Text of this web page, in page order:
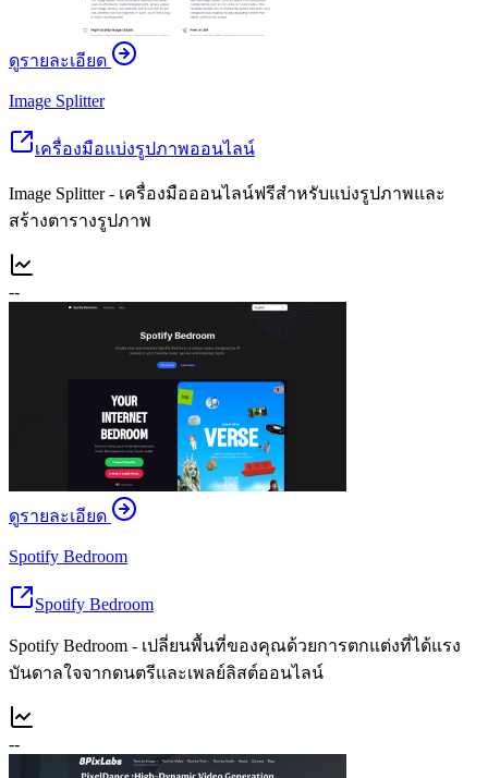
ดูรายละเอียด
Image Splitter
เครื่องมือแบ่งรูปภาพออนไลน์
Image Splitter - เครื่องมือออนไลน์ฟรีสำหรับแบ่งรูปภาพและ
สร้างตารางรูปภาพ
--
ดูรายละเอียด
Spotify Bedroom
Spotify Bedroom
Spotify Bedroom - เปลี่ยนพื้นที่ของคุณด้วยการตกแต่งที่ได้แรง
บันดาลใจจากดนตรีและเพลย์ลิสต์ออนไลน์
--